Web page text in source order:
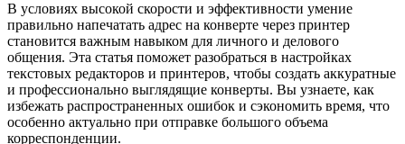
В условиях высокой скорости и эффективности умение
правильно напечатать адрес на конверте через принтер
становится важным навыком для личного и делового
общения. Эта статья поможет разобраться в настройках
текстовых редакторов и принтеров, чтобы создать аккуратные
и профессионально выглядящие конверты. Вы узнаете, как
избежать распространенных ошибок и сэкономить время, что
особенно актуально при отправке большого объема
корреспонденции.